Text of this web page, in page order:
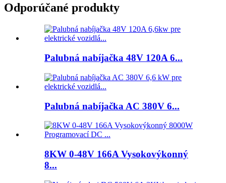
Odporúčané produkty
Palubná nabíjačka 48V 120A 6...
Palubná nabíjačka AC 380V 6...
8KW 0-48V 166A Vysokovýkonný
8...